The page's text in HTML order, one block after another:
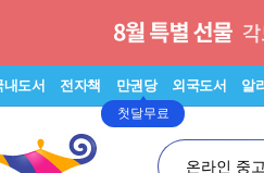
내도서 전자책 만권당
첫달무료
외국도서 알
온라인 중고